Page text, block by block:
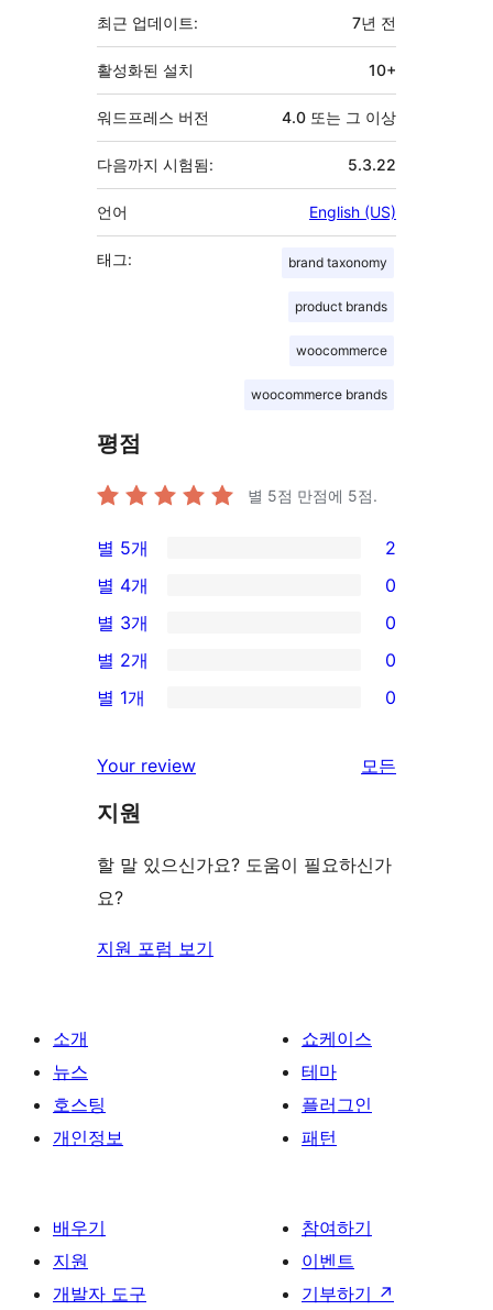
최근 업데이트: 7년 전
활성화된 설치 10+
워드프레스 버전 4.0 또는 그 이상
다음까지 시험됨: 5.3.22
언어 English (US)
태그: brand taxonomy
product brands
woocommerce
woocommerce brands
평점
별 5점 만점에 5점.
2/5-
별
점
후
기
별 5개 2
0/4-
별
점
후
별 4개 0
0/3-
별
점
기
별 3개 0
0/2-
별
후
기
별 2개 0
0/1-
점
후
별 1개 0
Your review 모든
지원
할 말 있으신가요? 도움이 필요하신가
요?
지원 포럼 보기
소개
뉴스
호스팅
개인정보
쇼케이스
테마
플러그인
패턴
배우기
지원
개발자 도구
참여하기
이벤트
기부하기 ↗